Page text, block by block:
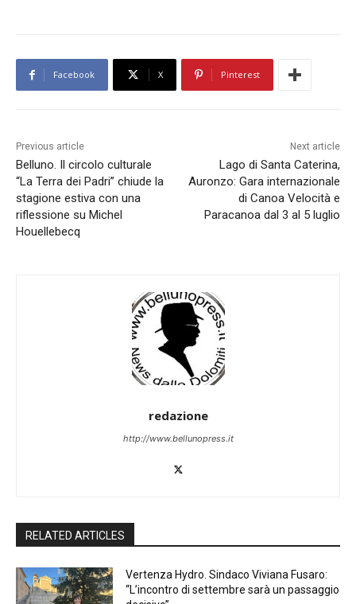
Facebook X Pinterest
Previous article
Belluno. Il circolo culturale
“La Terra dei Padri” chiude la
stagione estiva con una
riflessione su Michel
Houellebecq
Next article
Lago di Santa Caterina,
Auronzo: Gara internazionale
di Canoa Velocità e
Paracanoa dal 3 al 5 luglio
redazione
http://www.bellunopress.it
RELATED ARTICLES
Vertenza Hydro. Sindaco Viviana Fusaro:
“L’incontro di settembre sarà un passaggio